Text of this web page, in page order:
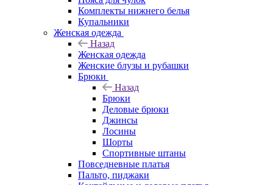
Комплекты нижнего белья
Купальники
Женская одежда
Назад
Женская одежда
Женские блузы и рубашки
Брюки
Назад
Брюки
Деловые брюки
Джинсы
Лосины
Шорты
Спортивные штаны
Повседневные платья
Пальто, пиджаки